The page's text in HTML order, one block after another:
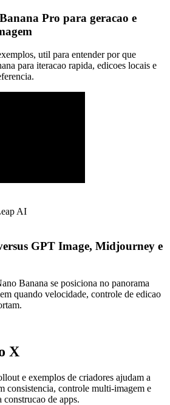
Pro para geracao e
util para entender por que
para iteracao rapida, edicoes locais e
AI
GPT Image, Midjourney e
Banana se posiciona no panorama
quando velocidade, controle de edicao
X
e exemplos de criadores ajudam a
consistencia, controle multi-imagem e
construcao de apps.